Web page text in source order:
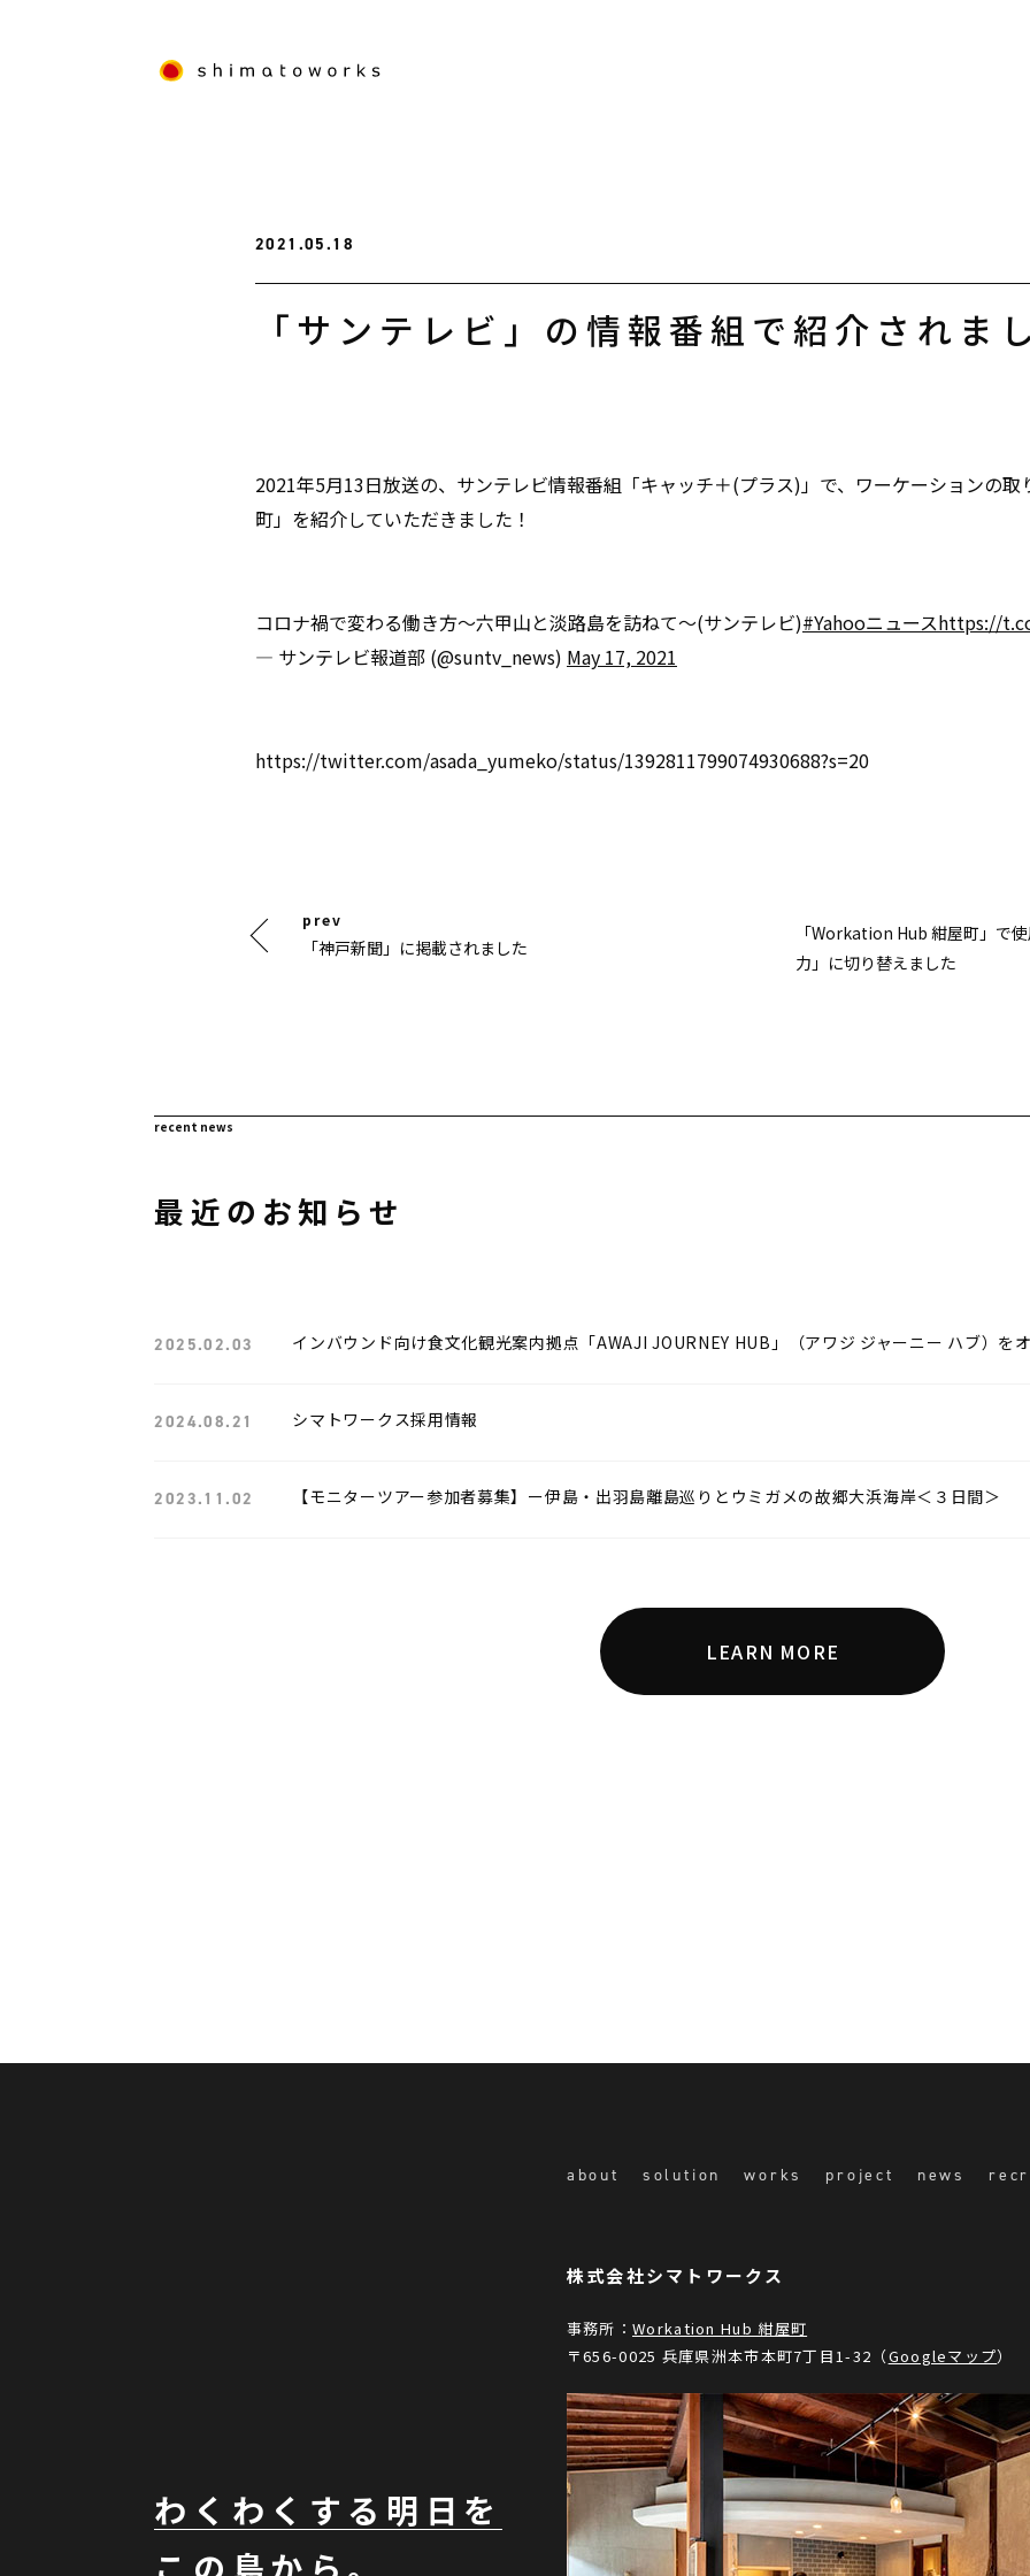
2021.05.18
「サンテレビ」の情報番組で紹介されま
2021年5月13日放送の、サンテレビ情報番組「キャッチ＋(プラス)」で、ワーケーションの
町」を紹介していただきました！
コロナ禍で変わる働き方～六甲山と淡路島を訪ねて～(サンテレビ)#Yahooニュースhttps://
— サンテレビ報道部 (@suntv_news) May 17, 2021
https://twitter.com/asada_yumeko/status/1392811799074930688?s=20
投
ゲ
シ
「神戸新聞」に掲載されました
「Workation Hub 紺屋町」で
力」に切り替えました
recent news
最近のお知らせ
2025.02.03 インバウンド向け食文化観光案内拠点「AWAJI JOURNEY HUB」（アワジ ジャーニー ハブ）を
2024.08.21 シマトワークス採用情報
2023.11.02 【モニターツアー参加者募集】ー伊島・出羽島離島巡りとウミガメの故郷大浜海岸＜３日間＞
LEARN MORE
わくわくする明日を
この島から。
about solution works project news
株式会社シマトワークス
事務所： Workation Hub 紺屋町
〒656-0025 兵庫県洲本市本町7丁目1-32（Googleマップ）